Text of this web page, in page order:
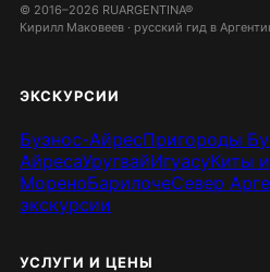
© 2016–2026 RUARGENTINA®
Кирилл Маковеев · русский гид в
ЭКСКУРСИИ
Буэнос-АйресПригороды
АйресаУругвайИгуасуКиты
МореноБарилочеСевер
экскурсии
УСЛУГИ И ЦЕНЫ